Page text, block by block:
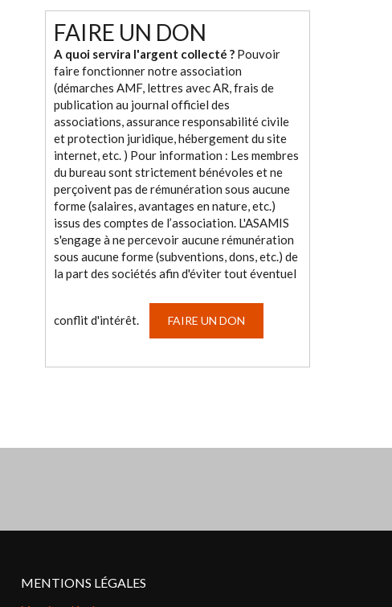
FAIRE UN DON
A quoi servira l'argent collecté ? Pouvoir
faire fonctionner notre association
(démarches AMF, lettres avec AR, frais de
publication au journal officiel des
associations, assurance responsabilité civile
et protection juridique, hébergement du site
internet, etc. ) Pour information : Les membres
du bureau sont strictement bénévoles et ne
perçoivent pas de rémunération sous aucune
forme (salaires, avantages en nature, etc.)
issus des comptes de l’association. L'ASAMIS
s'engage à ne percevoir aucune rémunération
sous aucune forme (subventions, dons, etc.) de
la part des sociétés afin d'éviter tout éventuel
conflit d'intérêt. FAIRE UN DON
MENTIONS LÉGALES